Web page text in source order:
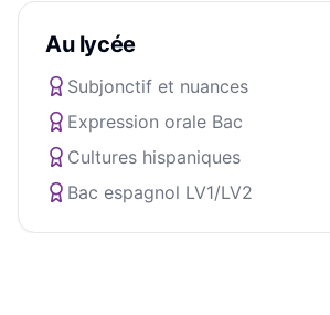
Au lycée
Subjonctif et nuances
Expression orale Bac
Cultures hispaniques
Bac espagnol LV1/LV2